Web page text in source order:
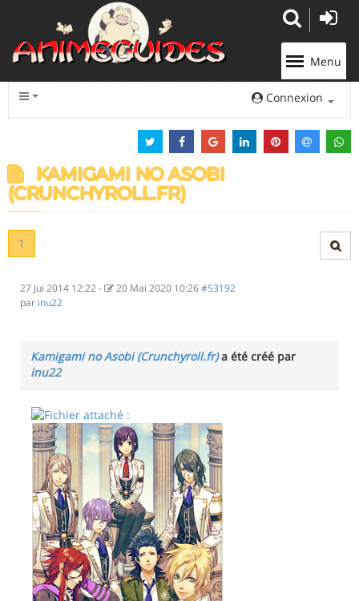
Menu
Connexion
KAMIGAMI NO ASOBI
(CRUNCHYROLL.FR)
1
27 Jui 2014 12:22 - 20 Mai 2020 10:26#53192
par inu22
Kamigami no Asobi (Crunchyroll.fr)a été créé par
inu22
Panneau de gestion des cookies